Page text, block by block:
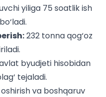
yiliga 75 soatlik ish
232 tonna qog‘oz
byudjeti hisobidan
tejaladi.
va boshqaruv